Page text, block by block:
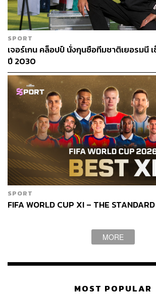
SPORT
เจอร์เกน คล็อปป์ นั่งกุนซือทีมชาติเยอรม
ปี 2030
SPORT
FIFA WORLD CUP XI – THE
MORE
MOST POPULAR